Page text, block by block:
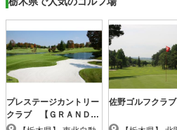
プレステージカントリー
クラブ 【ＧＲＡＮＤ
ＰＧＭ】
佐野ゴルフクラブ